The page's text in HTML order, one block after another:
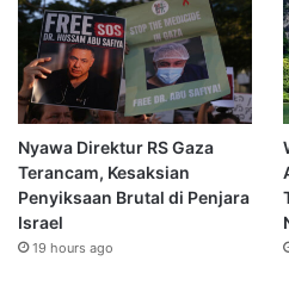
Nyawa Direktur RS Gaza
Terancam, Kesaksian
Penyiksaan Brutal di Penjara
Israel
19 hours ago